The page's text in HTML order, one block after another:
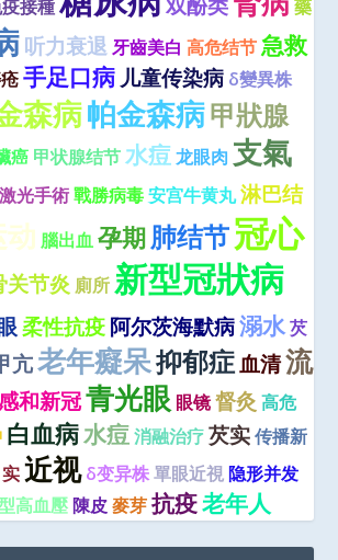
接種 双酚类
藥
听力衰退 牙齒美白 高危结节 急救
手足口病儿童传染病 δ變異株
森病帕金森病甲狀腺
癌 甲状腺结节 水痘 龙眼肉 支氣
光手術 戰勝病毒 安宫牛黄丸淋巴结
动 腦出血 孕期肺结节冠心
关节炎 廁所 新型冠狀病
柔性抗疫阿尔茨海默病溺水芡
亢老年癡呆抑郁症血清流
和新冠青光眼 眼镜督灸 高危
白血病水痘 消融治疗 芡实 传播新
近视 δ变异株單眼近視 隐形并发
高血壓 陳皮 麥芽 抗疫老年人